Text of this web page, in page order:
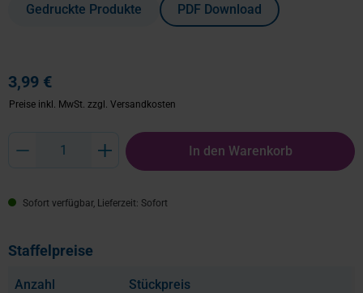
Gedruckte Produkte PDF Download
3,99 €
Preise inkl. MwSt. zzgl. Versandkosten
Produkt Anzahl: Gib den gewünschten Wert ein oder benutze die Schaltflächen
In den Warenkorb
Sofort verfügbar, Lieferzeit: Sofort
Staffelpreise
Anzahl Stückpreis